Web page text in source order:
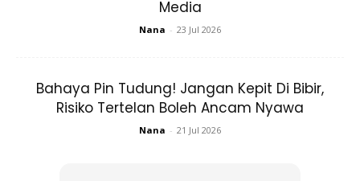
Media
Nana - 23 Jul 2026
Bahaya Pin Tudung! Jangan Kepit Di Bibir,
Risiko Tertelan Boleh Ancam Nyawa
Nana - 21 Jul 2026